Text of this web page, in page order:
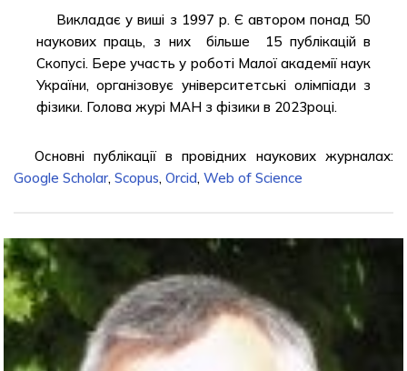
Викладає у виші з 1997 р. Є автором понад 50
наукових праць, з них більше 15 публікацій в
Скопусі. Бере участь у роботі Малої академії наук
України, організовує університетські олімпіади з
фізики. Голова журі МАН з фізики в 2023році.
Основні публікації в провідних наукових журналах:
Google Scholar, Scopus, Orcid, Web of Science